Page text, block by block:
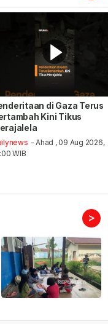
di Gaza Terus
Kini Tikus
- Ahad , 09 Aug 2026,
WIB
>